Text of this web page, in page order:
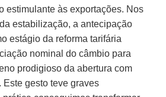
estimulante às exportações. Nos
estabilização, a antecipação
estágio da reforma tarifária
nominal do câmbio para
prodigioso da abertura com
Este gesto teve graves